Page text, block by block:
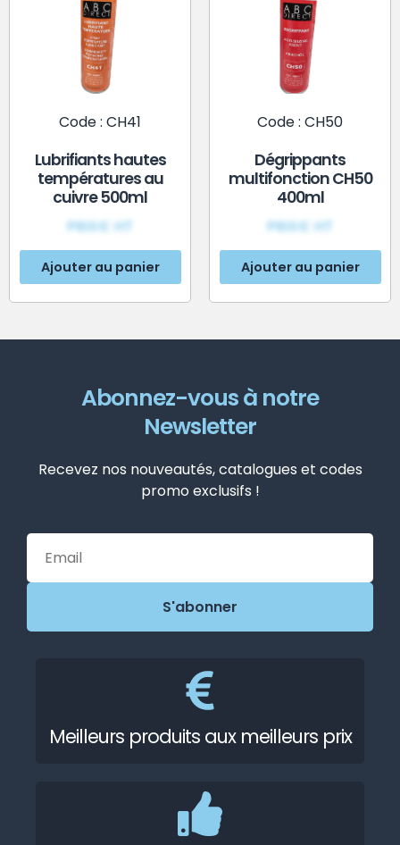
Code : CH41
Lubrifiants hautes
températures au
cuivre 500ml
PRIX€ HT
Ajouter au panier
Code : CH50
Dégrippants
multifonction CH50
400ml
PRIX€ HT
Ajouter au panier
Abonnez-vous à notre
Newsletter
Recevez nos nouveautés, catalogues et codes
promo exclusifs !
Meilleurs produits aux meilleurs prix